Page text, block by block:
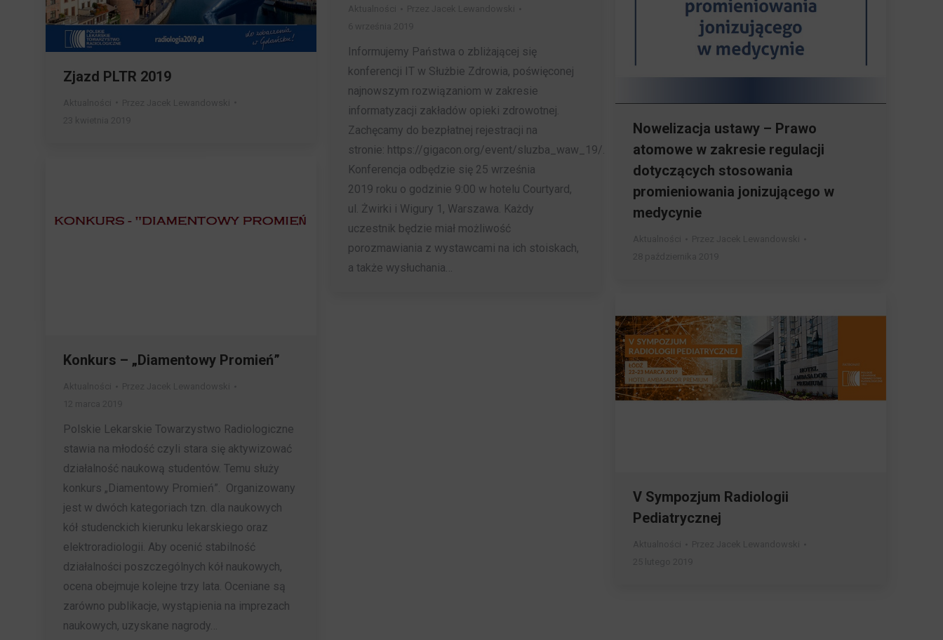
Nowelizacja ustawy – Prawo
atomowe w zakresie regulacji
dotyczących stosowania
promieniowania jonizującego w
medycynie
Informujemy Państwa o zbliżającej się
konferencji IT w Służbie Zdrowia, poświęconej
najnowszym rozwiązaniom w zakresie
informatyzacji zakładów opieki zdrowotnej.
Zachęcamy do bezpłatnej rejestracji na
stronie: https://gigacon.org/event/sluzba_waw_19/.
Konferencja odbędzie się 25 września
2019 roku o godzinie 9:00 w hotelu Courtyard,
ul. Żwirki i Wigury 1, Warszawa. Każdy
uczestnik będzie miał możliwość
porozmawiania z wystawcami na ich stoiskach,
a także wysłuchania…
Zjazd PLTR 2019
Konkurs – „Diamentowy Promień”
Polskie Lekarskie Towarzystwo Radiologiczne
stawia na młodość czyli stara się aktywizować
działalność naukową studentów. Temu służy
konkurs „Diamentowy Promień”. Organizowany
jest w dwóch kategoriach tzn. dla naukowych
kół studenckich kierunku lekarskiego oraz
elektroradiologii. Aby ocenić stabilność
działalności poszczególnych kół naukowych,
ocena obejmuje kolejne trzy lata. Oceniane są
zarówno publikacje, wystąpienia na imprezach
naukowych, uzyskane nagrody…
V Sympozjum Radiologii
Pediatrycznej